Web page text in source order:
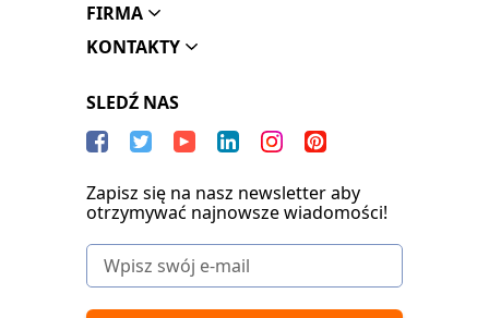
FIRMA
KONTAKTY
SLEDŹ NAS
Zapisz się na nasz newsletter aby
otrzymywać najnowsze wiadomości!